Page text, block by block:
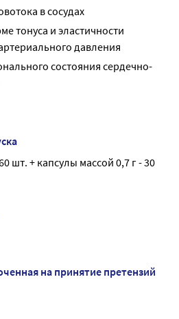
в сосудах
тонуса и эластичности
давления
состояния сердечно-
шт. + капсулы массой 0,7 г - 30
на принятие претензий